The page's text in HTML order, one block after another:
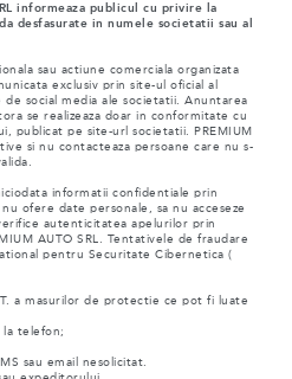
informeaza publicul cu privire la
desfasurate in numele societatii sau al
sau actiune comerciala organizata
exclusiv prin site-ul oficial al
social media ale societatii. Anuntarea
se realizeaza doar in conformitate cu
publicat pe site-url societatii. PREMIUM
si nu contacteaza persoane care nu s-
informatii confidentiale prin
ofere date personale, sa nu acceseze
autenticitatea apelurilor prin
AUTO SRL. Tentativele de fraudare
pentru Securitate Cibernetica (
a masurilor de protectie ce pot fi luate
la telefon;
sau email nesolicitat.